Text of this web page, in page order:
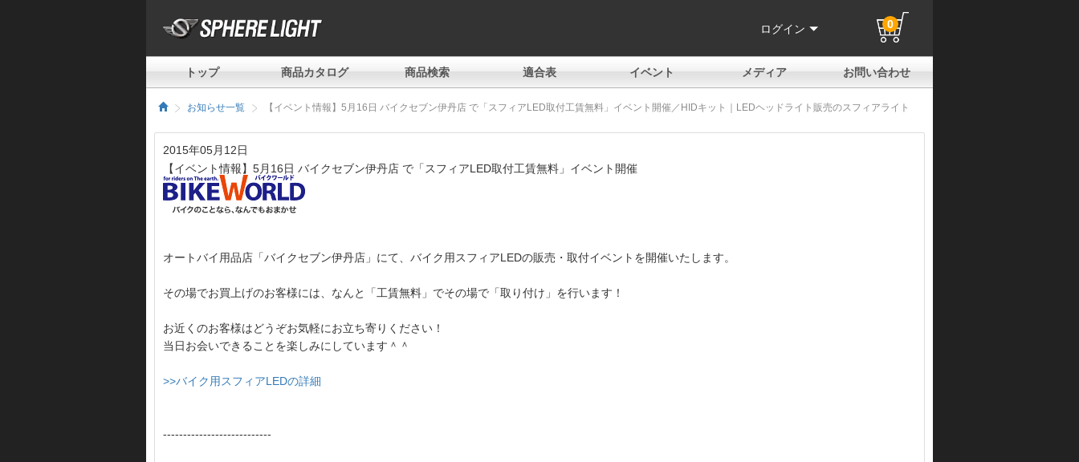
ログイン 0
トップ 商品カタログ 商品検索 適合表 イベント メディア お問い合わせ
はじめての方へ
よくある質問
電話でのお問い合わせ
メールお問い合わせ
全国取扱店
全国取付協力店
業販申請フォーム
製品保証申請のご案内
ユーザー登録（保証）
お知らせ一覧 【イベント情報】5月16日 バイクセブン伊丹店 で「スフィアLED取付工賃無料」イベント開催／HIDキット｜LEDヘッドライト販売のスフィアライト
2015年05月12日
【イベント情報】5月16日 バイクセブン伊丹店 で「スフィアLED取付工賃無料」イベント開催
オートバイ用品店「バイクセブン伊丹店」にて、バイク用スフィアLEDの販売・取付イベントを開催いたします。
その場でお買上げのお客様には、なんと「工賃無料」でその場で「取り付け」を行います！
お近くのお客様はどうぞお気軽にお立ち寄りください！
当日お会いできることを楽しみにしています＾＾
>>バイク用スフィアLEDの詳細
---------------------------